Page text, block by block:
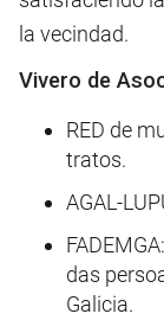
la vecindad.
Vivero de
RED de
tratos.
AGAL-
das
Galicia.